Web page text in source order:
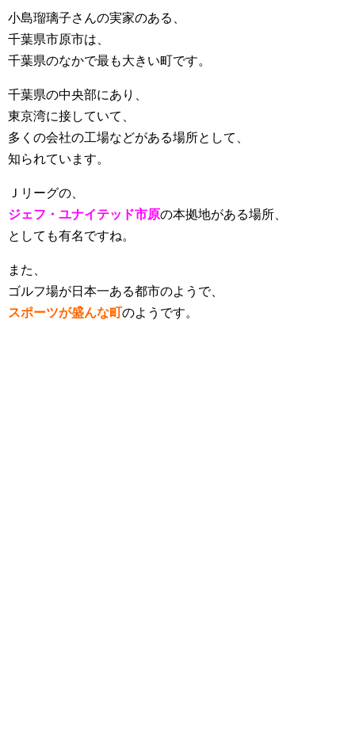
小島瑠璃子さんの実家のある、
千葉県市原市は、
千葉県のなかで最も大きい町です。
千葉県の中央部にあり、
東京湾に接していて、
多くの会社の工場などがある場所として、
知られています。
Ｊリーグの、
ジェフ・ユナイテッド市原の本拠地がある場所、
としても有名ですね。
また、
ゴルフ場が日本一ある都市のようで、
スポーツが盛んな町のようです。